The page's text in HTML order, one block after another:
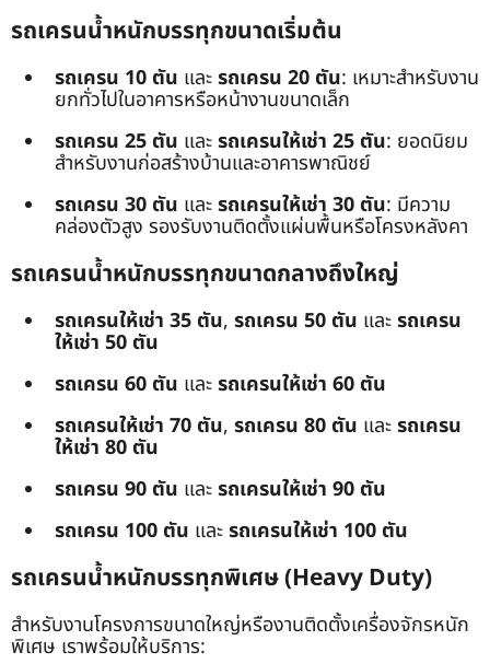
รถเครนน้ำหนักบรรทุกขนาดเริ่มต้น
รถเครน 10 ตัน และรถเครน 20 ตัน: เหมาะสำหรับงาน
ยกทั่วไปในอาคารหรือหน้างานขนาดเล็ก
รถเครน 25 ตัน และรถเครนให้เช่า 25 ตัน: ยอดนิยม
สำหรับงานก่อสร้างบ้านและอาคารพาณิชย์
รถเครน 30 ตัน และรถเครนให้เช่า 30 ตัน: มีความ
คล่องตัวสูง รองรับงานติดตั้งแผ่นพื้นหรือโครงหลังคา
รถเครนน้ำหนักบรรทุกขนาดกลางถึงใหญ่
รถเครนให้เช่า 35 ตัน, รถเครน 50 ตัน และรถเครน
ให้เช่า 50 ตัน
รถเครน 60 ตัน และรถเครนให้เช่า 60 ตัน
รถเครนให้เช่า 70 ตัน, รถเครน 80 ตัน และรถเครน
ให้เช่า 80 ตัน
รถเครน 90 ตัน และรถเครนให้เช่า 90 ตัน
รถเครน 100 ตัน และรถเครนให้เช่า 100 ตัน
รถเครนน้ำหนักบรรทุกพิเศษ (Heavy Duty)
สำหรับงานโครงการขนาดใหญ่หรืองานติดตั้งเครื่องจักรหนัก
พิเศษ เราพร้อมให้บริการ: